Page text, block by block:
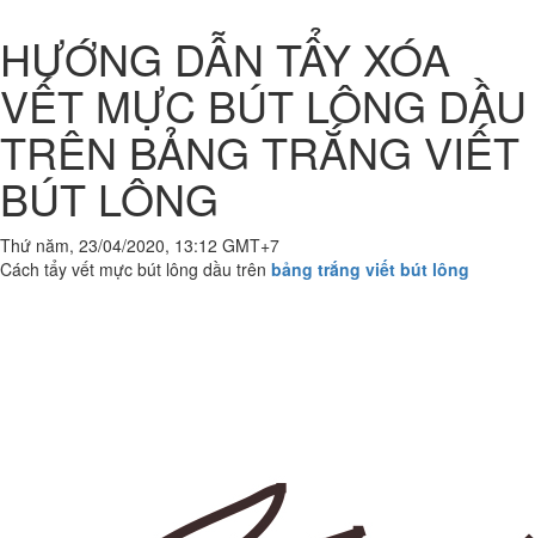
HƯỚNG DẪN TẨY XÓA
VẾT MỰC BÚT LÔNG DẦU
TRÊN BẢNG TRẮNG VIẾT
BÚT LÔNG
Thứ năm, 23/04/2020, 13:12 GMT+7
Cách tẩy vết mực bút lông dầu trên bảng trắng viết bút lông